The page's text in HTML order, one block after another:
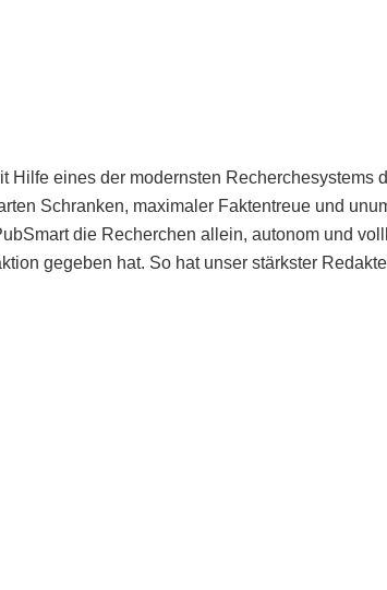
Hilfe eines der modernsten Recherchesystems
Schranken, maximaler Faktentreue und
die Recherchen allein, autonom und
gegeben hat. So hat unser stärkster